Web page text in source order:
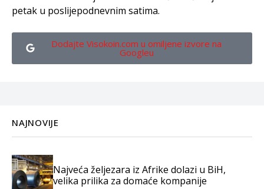
petak u poslijepodnevnim satima.
Dodajte Visokoin.com u omiljene izvore na
Googleu
NAJNOVIJE
Najveća željezara iz Afrike dolazi u BiH,
velika prilika za domaće kompanije